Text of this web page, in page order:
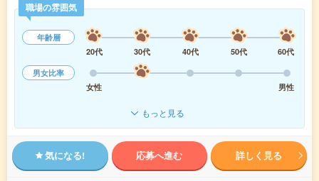
職場の雰囲気
年齢層
20代
30代 40代 50代
60代
男女比率
女性
男性
もっと見る
気になる! 応募へ進む 詳しく見る